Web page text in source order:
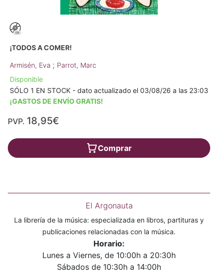
¡TODOS A COMER!
Armisén, Eva ; Parrot, Marc
Disponible
SÓLO 1 EN STOCK - dato actualizado el 03/08/26 a las 23:03
¡GASTOS DE ENVÍO GRATIS!
PVP. 18,95€
Comprar
El Argonauta
La librería de la música: especializada en libros, partituras y
publicaciones relacionadas con la música.
Horario:
Lunes a Viernes, de 10:00h a 20:30h
Sábados de 10:30h a 14:00h